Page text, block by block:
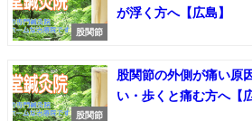
股関節
が浮く方へ【広島】
股関節
股関節の外側が痛い原
い・歩くと痛む方へ【